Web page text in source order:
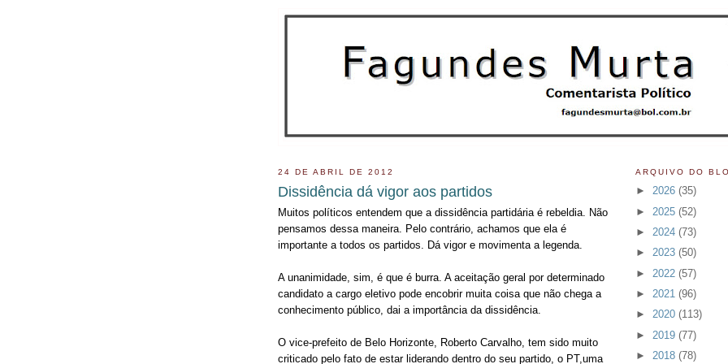
24 DE ABRIL DE 2012
Dissidência dá vigor aos partidos
Muitos políticos entendem que a dissidência partidária é rebeldia. Não
pensamos dessa maneira. Pelo contrário, achamos que ela é
importante a todos os partidos. Dá vigor e movimenta a legenda.
A unanimidade, sim, é que é burra. A aceitação geral por determinado
candidato a cargo eletivo pode encobrir muita coisa que não chega a
conhecimento público, dai a importância da dissidência.
O vice-prefeito de Belo Horizonte, Roberto Carvalho, tem sido muito
criticado pelo fato de estar liderando dentro do seu partido, o PT,uma
ARQUIVO DO
► 2026 (35)
► 2025 (52)
► 2024 (73)
► 2023 (50)
► 2022 (57)
► 2021 (96)
► 2020 (113)
► 2019 (77)
► 2018 (78)